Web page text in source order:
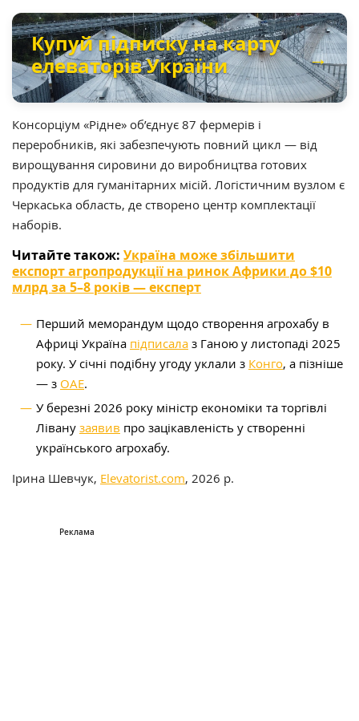
Купуй підписку на карту
елеваторів України
→
Консорціум «Рідне» об’єднує 87 фермерів і
переробників, які забезпечують повний цикл — від
вирощування сировини до виробництва готових
продуктів для гуманітарних місій. Логістичним вузлом є
Черкаська область, де створено центр комплектації
наборів.
Читайте також: Україна може збільшити
експорт агропродукції на ринок Африки до $10
млрд за 5–8 років — експерт
Перший меморандум щодо створення агрохабу в
Африці Україна підписала з Ганою у листопаді 2025
року. У січні подібну угоду уклали з Конго, а пізніше
— з ОАЕ.
У березні 2026 року міністр економіки та торгівлі
Лівану заявив про зацікавленість у створенні
українського агрохабу.
Ірина Шевчук, Elevatorist.com, 2026 р.